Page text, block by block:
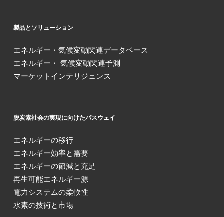
製品とソリューション
エネルギー・気候変動関連データベース
エネルギー・ 気候変動関連予測
マーケットインテリジェンス
脱炭素社会の実現に向けたパスウェイ
エネルギーの移行
エネルギー効率と需要
エネルギーの節減と充足
再生可能エネルギー源
電力システムの柔軟性
水素の技術と市場